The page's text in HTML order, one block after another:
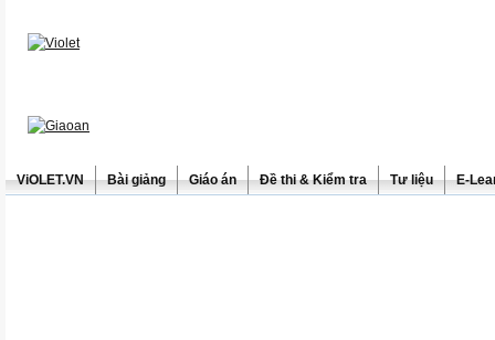
ViOLET.VN Bài giảng Giáo án Đề thi & Kiểm tra Tư liệu E-